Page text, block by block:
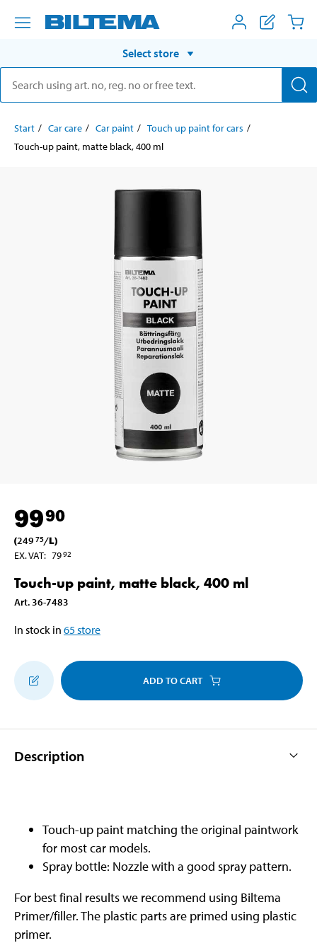
Select store
Start Car care Car paint
Touch up paint for cars
Touch-up paint, matte black, 400 ml
9990
(249 75/L)
EX. VAT: 7992
Touch-up paint, matte black, 400 ml
Art. 36-7483
In stock in 65store
ADD TO CART
Description
Touch-up paint matching the original paintwork
for most car models.
Spray bottle: Nozzle with a good spray pattern.
For best final results we recommend using Biltema
Primer/filler. The plastic parts are primed using plastic
primer.